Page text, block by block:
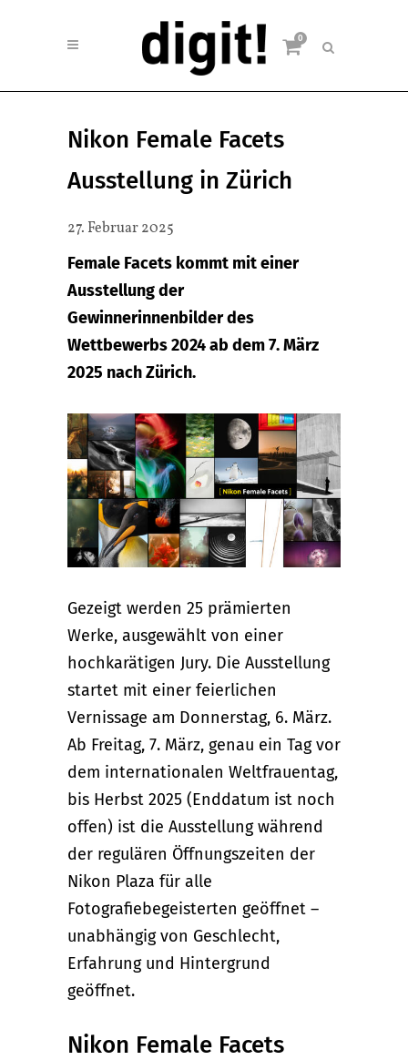
0
Nikon Female Facets
Ausstellung in Zürich
27. Februar 2025
Female Facets kommt mit einer
Ausstellung der
Gewinnerinnenbilder des
Wettbewerbs 2024 ab dem 7. März
2025 nach Zürich.
Gezeigt werden 25 prämierten
Werke, ausgewählt von einer
hochkarätigen Jury. Die Ausstellung
startet mit einer feierlichen
Vernissage am Donnerstag, 6. März.
Ab Freitag, 7. März, genau ein Tag vor
dem internationalen Weltfrauentag,
bis Herbst 2025 (Enddatum ist noch
offen) ist die Ausstellung während
der regulären Öffnungszeiten der
Nikon Plaza für alle
Fotografiebegeisterten geöffnet –
unabhängig von Geschlecht,
Erfahrung und Hintergrund
geöffnet.
Nikon Female Facets